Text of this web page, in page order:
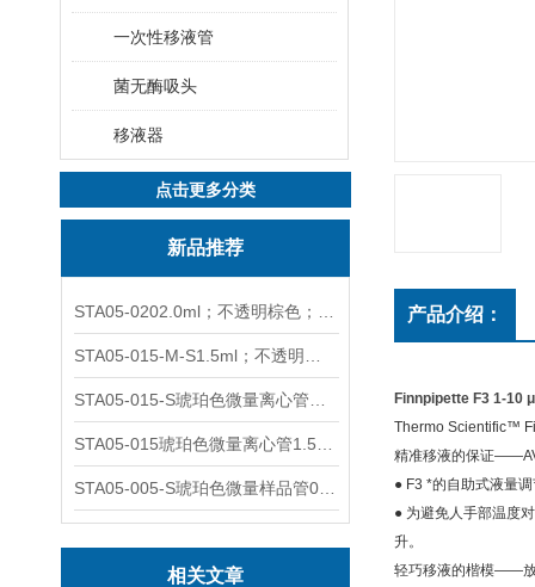
一次性移液管
菌无酶吸头
移液器
点击更多分类
新品推荐
相关文章
产品介绍：
Finnpipette F3 1-10
Thermo Scientific™
精准移液的保证
● F3 *的自助式液量
● 为避免人手部温度
升。
轻巧移液的楷模——